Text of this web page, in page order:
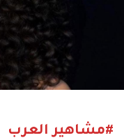
#مشاهير العرب